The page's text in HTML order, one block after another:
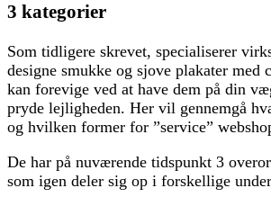
3 kategorier
Som tidligere skrevet, specialiserer
designe smukke og sjove plakater med
kan forevige ved at have dem på din
pryde lejligheden. Her vil gennemgå
og hvilken former for ”service”
De har på nuværende tidspunkt 3
som igen deler sig op i forskellige